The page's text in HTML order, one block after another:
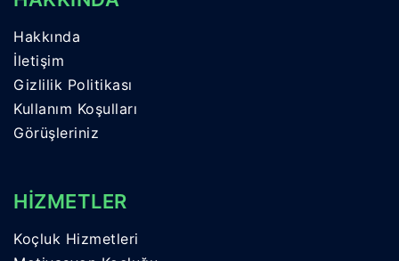
Hakkında
İletişim
Gizlilik Politikası
Kullanım Koşulları
Görüşleriniz
HİZMETLER
Koçluk Hizmetleri